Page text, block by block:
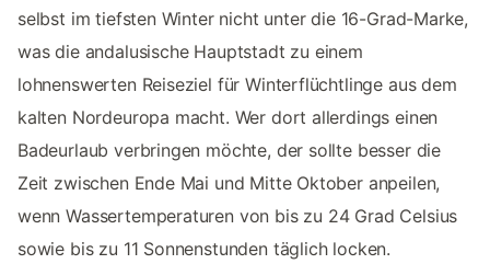
selbst im tiefsten Winter nicht unter die 16-Grad-Marke,
was die andalusische Hauptstadt zu einem
lohnenswerten Reiseziel für Winterflüchtlinge aus dem
kalten Nordeuropa macht. Wer dort allerdings einen
Badeurlaub verbringen möchte, der sollte besser die
Zeit zwischen Ende Mai und Mitte Oktober anpeilen,
wenn Wassertemperaturen von bis zu 24 Grad Celsius
sowie bis zu 11 Sonnenstunden täglich locken.